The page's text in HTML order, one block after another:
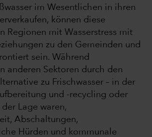
im Wesentlichen in ihren
können diese
Regionen mit Wasserstress mit
zu den Gemeinden und
sein. Während
anderen Sektoren durch den
zu Frischwasser – in der
und -recycling oder
der Lage waren,
Abschaltungen,
Hürden und kommunale